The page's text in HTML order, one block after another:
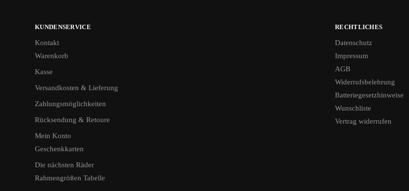
KUNDENSERVICE
Kontakt
Warenkorb
Kasse
Versandkosten & Lieferung
Zahlungsmöglichkeiten
Rücksendung & Retoure
Mein Konto
Geschenkkarten
Die nächsten Räder
Rahmengrößen Tabelle
RECHTLICHES
Datenschutz
Impressum
AGB
Widerrufsbelehrung
Batteriegesetzhinweise
Wunschliste
Vertrag widerrufen